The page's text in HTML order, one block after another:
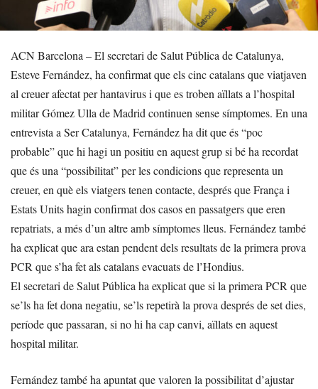
ACN Barcelona – El secretari de Salut Pública de Catalunya,
Esteve Fernández, ha confirmat que els cinc catalans que viatjaven
al creuer afectat per hantavirus i que es troben aïllats a l’hospital
militar Gómez Ulla de Madrid continuen sense símptomes. En una
entrevista a Ser Catalunya, Fernández ha dit que és “poc
probable” que hi hagi un positiu en aquest grup si bé ha recordat
que és una “possibilitat” per les condicions que representa un
creuer, en què els viatgers tenen contacte, després que França i
Estats Units hagin confirmat dos casos en passatgers que eren
repatriats, a més d’un altre amb símptomes lleus. Fernández també
ha explicat que ara estan pendent dels resultats de la primera prova
PCR que s’ha fet als catalans evacuats de l’Hondius.
El secretari de Salut Pública ha explicat que si la primera PCR que
se’ls ha fet dona negatiu, se’ls repetirà la prova després de set dies,
període que passaran, si no hi ha cap canvi, aïllats en aquest
hospital militar.
Fernández també ha apuntat que valoren la possibilitat d’ajustar